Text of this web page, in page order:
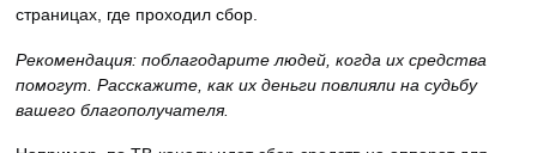
страницах, где проходил сбор.
Рекомендация: поблагодарите людей, когда их средства
помогут. Расскажите, как их деньги повлияли на судьбу
вашего благополучателя.